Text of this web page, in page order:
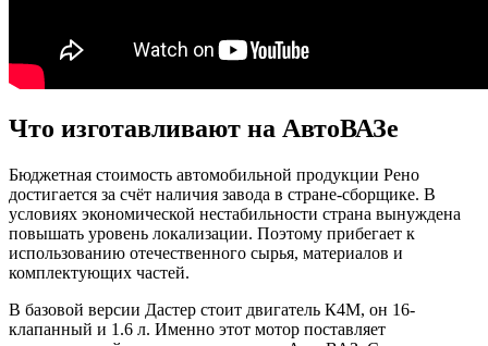
Что изготавливают на АвтоВАЗе
Бюджетная стоимость автомобильной продукции Рено
достигается за счёт наличия завода в стране-сборщике. В
условиях экономической нестабильности страна вынуждена
повышать уровень локализации. Поэтому прибегает к
использованию отечественного сырья, материалов и
комплектующих частей.
В базовой версии Дастер стоит двигатель К4М, он 16-
клапанный и 1.6 л. Именно этот мотор поставляет